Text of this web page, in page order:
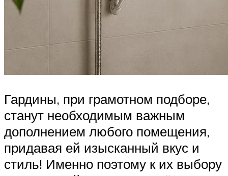
Гардины, при грамотном подборе,
станут необходимым важным
дополнением любого помещения,
придавая ей изысканный вкус и
стиль! Именно поэтому к их выбору